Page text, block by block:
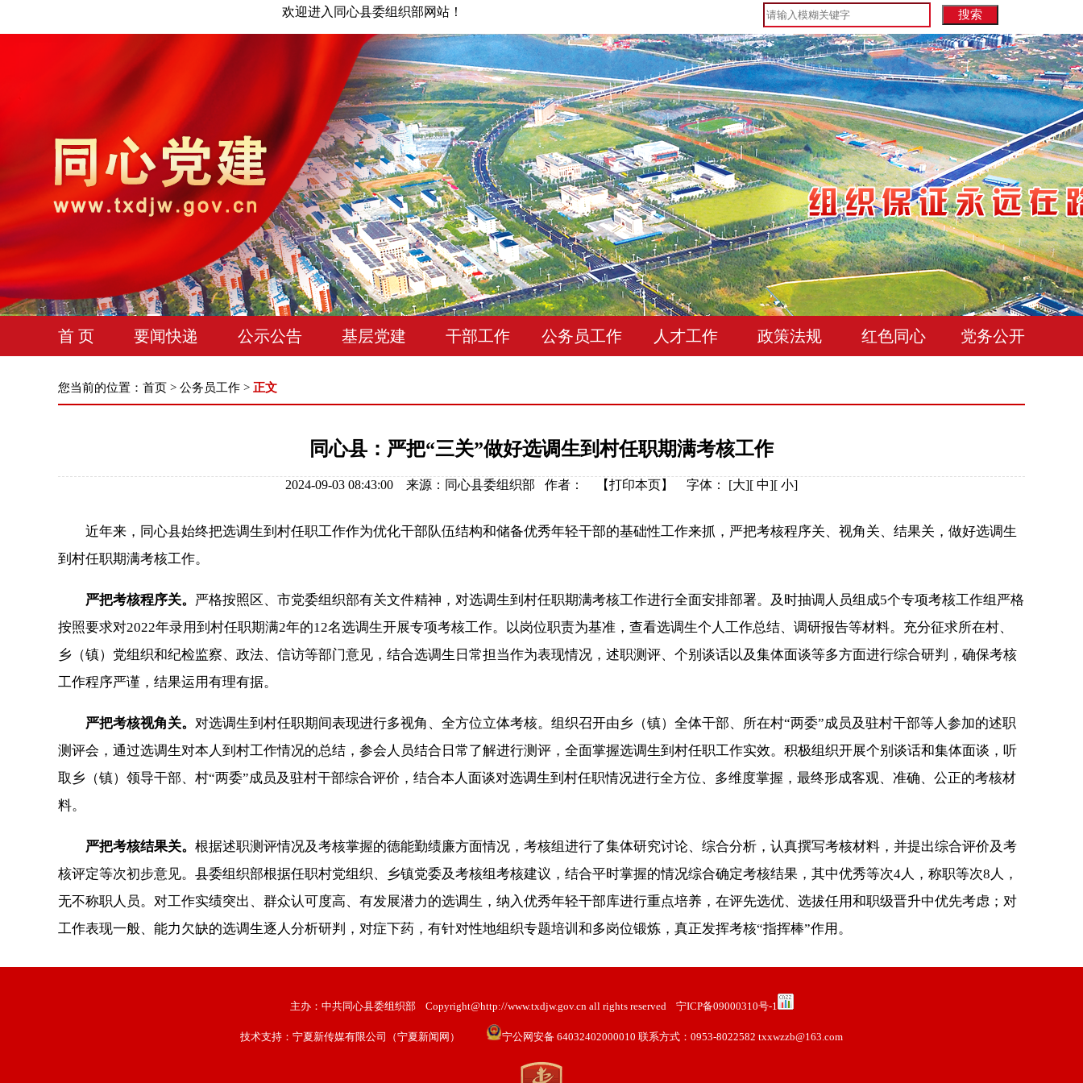
欢迎进入同心县委组织部网站！
首 页 要闻快递 公示公告 基层党建 干部工作 公务员工作 人才工作 政策法规 红色同心 党务公开
您当前的位置： 首页 > 公务员工作 > 正文
同心县：严把“三关”做好选调生到村任职期满考核工作
2024-09-03 08:43:00 来源：同心县委组织部 作者： 【打印本页】 字体： [大][ 中][ 小]
近年来，同心县始终把选调生到村任职工作作为优化干部队伍结构和储备优秀年轻干部的基础性工作来抓，严把考核程序关、视角关、结果关，做好选调生
到村任职期满考核工作。
严把考核程序关。 严格按照区、市党委组织部有关文件精神，对选调生到村任职期满考核工作进行全面安排部署。及时抽调人员组成5个专项考核工作组严格
按照要求对2022年录用到村任职期满2年的12名选调生开展专项考核工作。以岗位职责为基准，查看选调生个人工作总结、调研报告等材料。充分征求所在村、
乡（镇）党组织和纪检监察、政法、信访等部门意见，结合选调生日常担当作为表现情况，述职测评、个别谈话以及集体面谈等多方面进行综合研判，确保考核
工作程序严谨，结果运用有理有据。
严把考核视角关。 对选调生到村任职期间表现进行多视角、全方位立体考核。组织召开由乡（镇）全体干部、所在村“两委”成员及驻村干部等人参加的述职
测评会，通过选调生对本人到村工作情况的总结，参会人员结合日常了解进行测评，全面掌握选调生到村任职工作实效。积极组织开展个别谈话和集体面谈，听
取乡（镇）领导干部、村“两委”成员及驻村干部综合评价，结合本人面谈对选调生到村任职情况进行全方位、多维度掌握，最终形成客观、准确、公正的考核材
料。
严把考核结果关。 根据述职测评情况及考核掌握的德能勤绩廉方面情况，考核组进行了集体研究讨论、综合分析，认真撰写考核材料，并提出综合评价及考
核评定等次初步意见。县委组织部根据任职村党组织、乡镇党委及考核组考核建议，结合平时掌握的情况综合确定考核结果，其中优秀等次4人，称职等次8人，
无不称职人员。对工作实绩突出、群众认可度高、有发展潜力的选调生，纳入优秀年轻干部库进行重点培养，在评先选优、选拔任用和职级晋升中优先考虑；对
工作表现一般、能力欠缺的选调生逐人分析研判，对症下药，有针对性地组织专题培训和多岗位锻炼，真正发挥考核“指挥棒”作用。
主办：中共同心县委组织部 Copyright@http://www.txdjw.gov.cn all rights reserved 宁ICP备09000310号-1
技术支持： 宁夏新传媒有限公司（宁夏新闻网） 宁公网安备 64032402000010 联系方式：0953-8022582 txxwzzb@163.com